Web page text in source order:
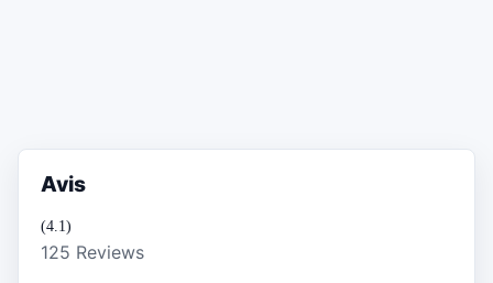
Avis
(4.1)
125 Reviews